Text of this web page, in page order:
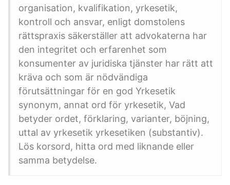
organisation, kvalifikation, yrkesetik,
kontroll och ansvar, enligt domstolens
rättspraxis säkerställer att advokaterna har
den integritet och erfarenhet som
konsumenter av juridiska tjänster har rätt att
kräva och som är nödvändiga
förutsättningar för en god Yrkesetik
synonym, annat ord för yrkesetik, Vad
betyder ordet, förklaring, varianter, böjning,
uttal av yrkesetik yrkesetiken (substantiv).
Lös korsord, hitta ord med liknande eller
samma betydelse.